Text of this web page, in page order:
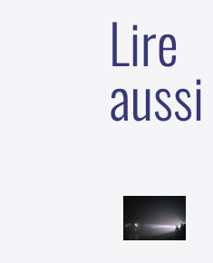
Lire
aussi